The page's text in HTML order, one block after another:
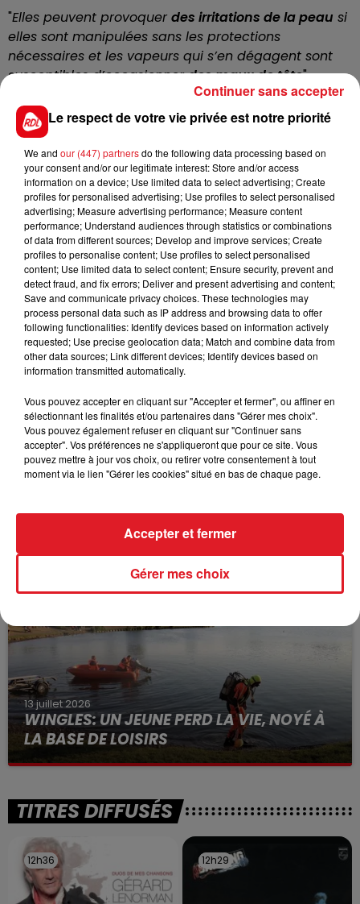
"Elles peuvent provoquer des irritations de la peau si
elles sont manipulées sans les protections
nécessaires et les vapeurs qui s’en dégagent sont
susceptibles d’occasionnerdes maux de tête",
prévient également la préfecture.
Dans ce contexte, le préfet du Nord appelle les
promeneurs à la prudence. Il est recommandé de ne
pas manipuler ces boulettes, et de ne pas ramasser
les coquillages et crustacés.
Par mesure de précaution, les personnes ayant
manipulé ces boulettes sont appelées à contacter
le SAMU (15) ou ou le centre antipoison (0 800 59 59
59).
FIL D'ACTUS
BÉTHUNE: ENQUÊTE POUR HOMICIDE
VOLONTAIRE EN COURS, APRÈS LA...
Selon les premiers éléments, le logement servait
à des prostituées
13 juillet 2026
WINGLES: UN JEUNE PERD LA VIE, NOYÉ À
LA BASE DE LOISIRS
La victime a coulé à pic
TITRES DIFFUSÉS
12h36
12h36 12h29
12h29
Le respect de votre vie privée est notre priorité
We and our (447) partnersdo the following data processing based on
your consent and/or our legitimate interest: Store and/or access
information on a device; Use limited data to select advertising; Create
profiles for personalised advertising; Use profiles to select personalised
advertising; Measure advertising performance; Measure content
performance; Understand audiences through statistics or combinations
of data from different sources; Develop and improve services; Create
profiles to personalise content; Use profiles to select personalised
content; Use limited data to select content; Ensure security, prevent and
detect fraud, and fix errors; Deliver and present advertising and content;
Save and communicate privacy choices. These technologies may
process personal data such as IP address and browsing data to offer
following functionalities: Identify devices based on information actively
requested; Use precise geolocation data; Match and combine data from
other data sources; Link different devices; Identify devices based on
information transmitted automatically.
Vous pouvez accepter en cliquant sur "Accepter et fermer", ou affiner en
sélectionnant les finalités et/ou partenaires dans "Gérer mes choix".
Vous pouvez également refuser en cliquant sur "Continuer sans
accepter". Vos préférences ne s'appliqueront que pour ce site. Vous
pouvez mettre à jour vos choix, ou retirer votre consentement à tout
moment via le lien "Gérer les cookies" situé en bas de chaque page.
Gérer mes choix
Accepter et fermer
Continuer sans accepter